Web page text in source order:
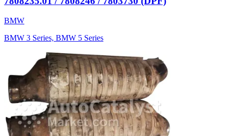
BMW
BMW 3 Series, BMW 5 Series